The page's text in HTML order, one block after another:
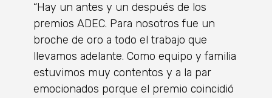
“Hay un antes y un después de los
premios ADEC. Para nosotros fue un
broche de oro a todo el trabajo que
llevamos adelante. Como equipo y familia
estuvimos muy contentos y a la par
emocionados porque el premio coincidió